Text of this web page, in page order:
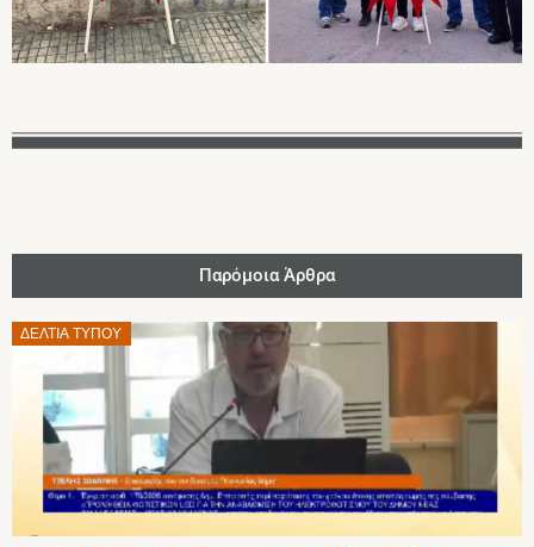
Παρόμοια Άρθρα
ΔΕΛΤΊΑ ΤΎΠΟΥ
Posted